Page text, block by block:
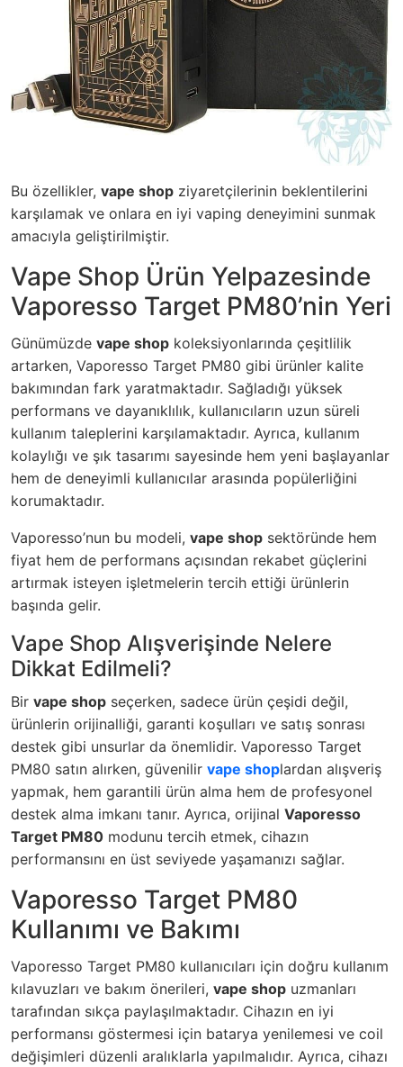
Bu özellikler, vape shop ziyaretçilerinin beklentilerini
karşılamak ve onlara en iyi vaping deneyimini sunmak
amacıyla geliştirilmiştir.
Vape Shop Ürün Yelpazesinde
Vaporesso Target PM80’nin Yeri
Günümüzde vape shop koleksiyonlarında çeşitlilik
artarken, Vaporesso Target PM80 gibi ürünler kalite
bakımından fark yaratmaktadır. Sağladığı yüksek
performans ve dayanıklılık, kullanıcıların uzun süreli
kullanım taleplerini karşılamaktadır. Ayrıca, kullanım
kolaylığı ve şık tasarımı sayesinde hem yeni başlayanlar
hem de deneyimli kullanıcılar arasında popülerliğini
korumaktadır.
Vaporesso’nun bu modeli, vape shop sektöründe hem
fiyat hem de performans açısından rekabet güçlerini
artırmak isteyen işletmelerin tercih ettiği ürünlerin
başında gelir.
Vape Shop Alışverişinde Nelere
Dikkat Edilmeli?
Bir vape shop seçerken, sadece ürün çeşidi değil,
ürünlerin orijinalliği, garanti koşulları ve satış sonrası
destek gibi unsurlar da önemlidir. Vaporesso Target
PM80 satın alırken, güvenilir vape shoplardan alışveriş
yapmak, hem garantili ürün alma hem de profesyonel
destek alma imkanı tanır. Ayrıca, orijinal Vaporesso
Target PM80 modunu tercih etmek, cihazın
performansını en üst seviyede yaşamanızı sağlar.
Vaporesso Target PM80
Kullanımı ve Bakımı
Vaporesso Target PM80 kullanıcıları için doğru kullanım
kılavuzları ve bakım önerileri, vape shop uzmanları
tarafından sıkça paylaşılmaktadır. Cihazın en iyi
performansı göstermesi için batarya yenilemesi ve coil
değişimleri düzenli aralıklarla yapılmalıdır. Ayrıca, cihazı